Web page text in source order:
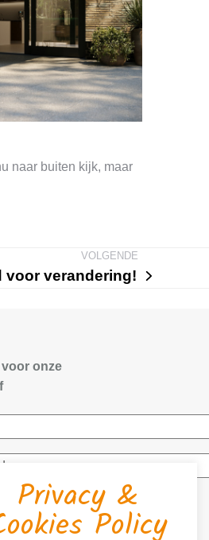
naar buiten kijk, maar
voor verandering!
voor onze
akkoord met onze
&Privacy &
Policy